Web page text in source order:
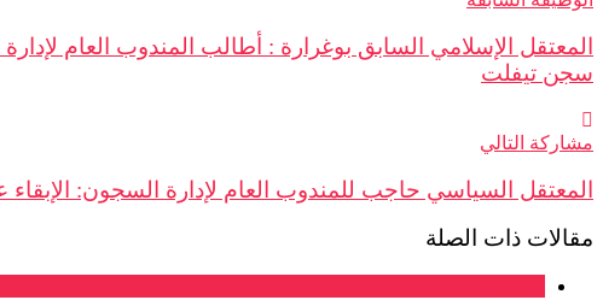
سجن تيفلت
مشاركة التالي
المعتقل السياسي حاجب للمندوب العام لإدارة السجون:
مقالات ذات الصلة